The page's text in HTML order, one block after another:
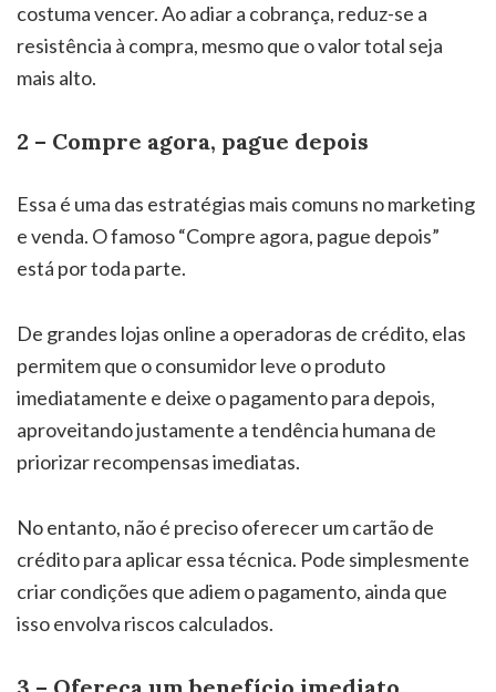
costuma vencer. Ao adiar a cobrança, reduz-se a
resistência à compra, mesmo que o valor total seja
mais alto.
2 – Compre agora, pague depois
Essa é uma das estratégias mais comuns no marketing
e venda. O famoso “Compre agora, pague depois”
está por toda parte.
De grandes lojas online a operadoras de crédito, elas
permitem que o consumidor leve o produto
imediatamente e deixe o pagamento para depois,
aproveitando justamente a tendência humana de
priorizar recompensas imediatas.
No entanto, não é preciso oferecer um cartão de
crédito para aplicar essa técnica. Pode simplesmente
criar condições que adiem o pagamento, ainda que
isso envolva riscos calculados.